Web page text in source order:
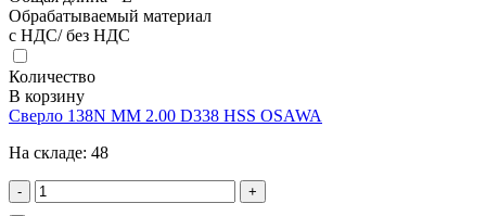
Обрабатываемый материал
с НДС/ без НДС
Количество
В корзину
Сверло 138N MM 2.00 D338 HSS OSAWA
На складе: 48
- +